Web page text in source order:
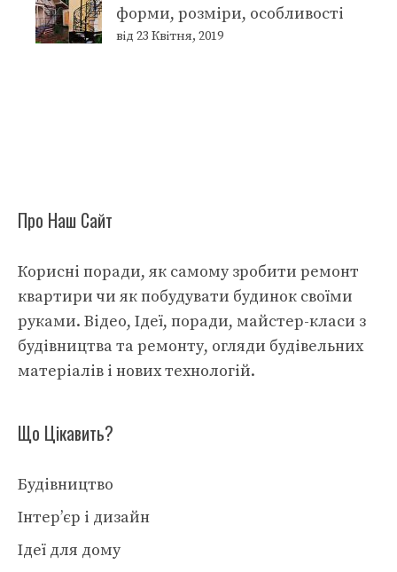
форми, розміри, особливості
від 23 Квітня, 2019
Про Наш Сайт
Корисні поради, як самому зробити ремонт
квартири чи як побудувати будинок своїми
руками. Відео, Ідеї, поради, майстер-класи з
будівництва та ремонту, огляди будівельних
матеріалів і нових технологій.
Що Цікавить?
Будівництво
Інтер’єр і дизайн
Ідеї для дому